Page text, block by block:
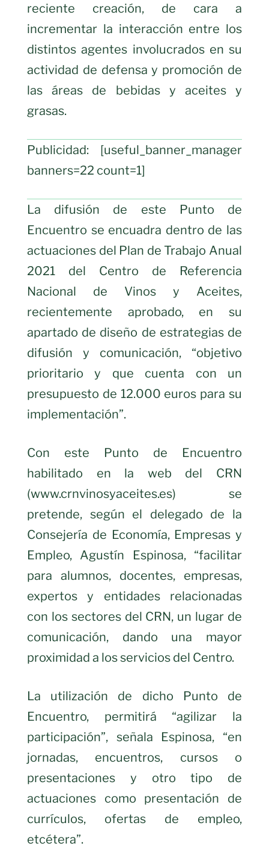
reciente creación, de cara a
incrementar la interacción entre los
distintos agentes involucrados en su
actividad de defensa y promoción de
las áreas de bebidas y aceites y
grasas.
Publicidad: [useful_banner_manager
banners=22 count=1]
La difusión de este Punto de
Encuentro se encuadra dentro de las
actuaciones del Plan de Trabajo Anual
2021 del Centro de Referencia
Nacional de Vinos y Aceites,
recientemente aprobado, en su
apartado de diseño de estrategias de
difusión y comunicación, “objetivo
prioritario y que cuenta con un
presupuesto de 12.000 euros para su
implementación”.
Con este Punto de Encuentro
habilitado en la web del CRN
(www.crnvinosyaceites.es) se
pretende, según el delegado de la
Consejería de Economía, Empresas y
Empleo, Agustín Espinosa, “facilitar
para alumnos, docentes, empresas,
expertos y entidades relacionadas
con los sectores del CRN, un lugar de
comunicación, dando una mayor
proximidad a los servicios del Centro.
La utilización de dicho Punto de
Encuentro, permitirá “agilizar la
participación”, señala Espinosa, “en
jornadas, encuentros, cursos o
presentaciones y otro tipo de
actuaciones como presentación de
currículos, ofertas de empleo,
etcétera”.